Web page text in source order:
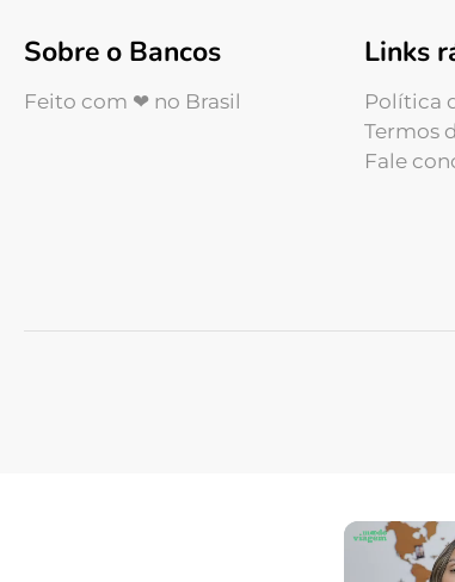
Sobre o Bancos
Feito com ❤ no Brasil
Links
Política
Termos
Fale